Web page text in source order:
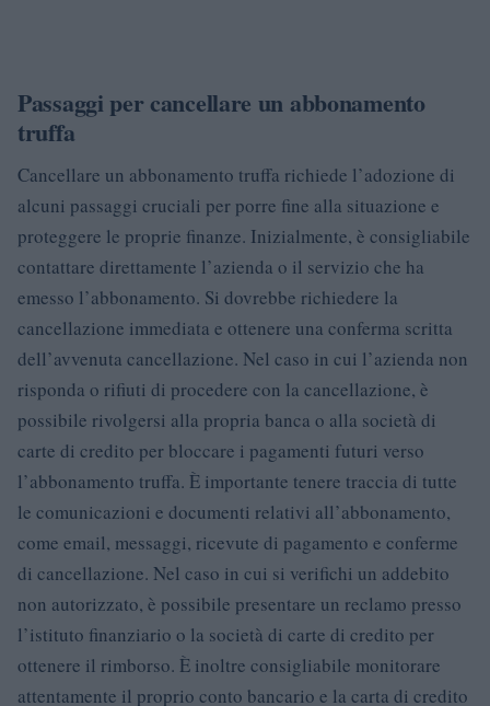
Passaggi per cancellare un abbonamento
truffa
Cancellare un abbonamento truffa richiede l’adozione di
alcuni passaggi cruciali per porre fine alla situazione e
proteggere le proprie finanze. Inizialmente, è consigliabile
contattare direttamente l’azienda o il servizio che ha
emesso l’abbonamento. Si dovrebbe richiedere la
cancellazione immediata e ottenere una conferma scritta
dell’avvenuta cancellazione. Nel caso in cui l’azienda non
risponda o rifiuti di procedere con la cancellazione, è
possibile rivolgersi alla propria banca o alla società di
carte di credito per bloccare i pagamenti futuri verso
l’abbonamento truffa. È importante tenere traccia di tutte
le comunicazioni e documenti relativi all’abbonamento,
come email, messaggi, ricevute di pagamento e conferme
di cancellazione. Nel caso in cui si verifichi un addebito
non autorizzato, è possibile presentare un reclamo presso
l’istituto finanziario o la società di carte di credito per
ottenere il rimborso. È inoltre consigliabile monitorare
attentamente il proprio conto bancario e la carta di credito